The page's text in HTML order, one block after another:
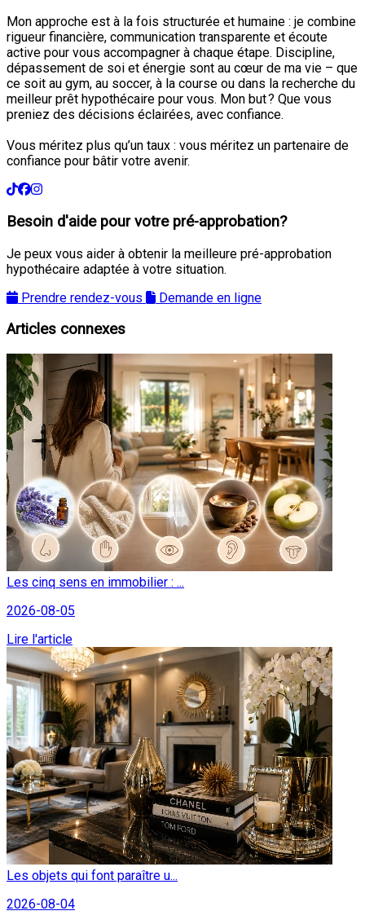
Mon approche est à la fois structurée et humaine : je combine
rigueur financière, communication transparente et écoute
active pour vous accompagner à chaque étape. Discipline,
dépassement de soi et énergie sont au cœur de ma vie – que
ce soit au gym, au soccer, à la course ou dans la recherche du
meilleur prêt hypothécaire pour vous. Mon but ? Que vous
preniez des décisions éclairées, avec confiance.
Vous méritez plus qu’un taux : vous méritez un partenaire de
confiance pour bâtir votre avenir.
Besoin d'aide pour votre pré-approbation?
Je peux vous aider à obtenir la meilleure pré-approbation
hypothécaire adaptée à votre situation.
Prendre rendez-vous
Demande en ligne
Articles connexes
Les cinq sens en immobilier : ...
2026-08-05
Lire l'article
Les objets qui font paraître u...
2026-08-04